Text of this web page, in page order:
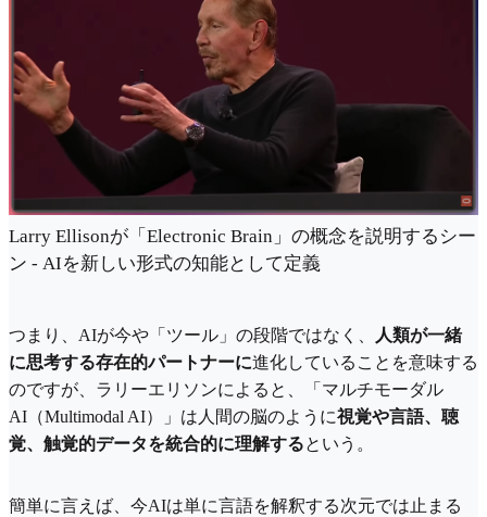
Larry Ellisonが「Electronic Brain」の概念を説明するシー
ン - AIを新しい形式の知能として定義
つまり、AIが今や「ツール」の段階ではなく、
人類が一緒
に思考する存在的パートナーに進化していることを意味する
のですが、ラリーエリソンによると、「マルチモーダル
AI（Multimodal AI）」は人間の脳のように視覚や言語、聴
覚、触覚的データを統合的に理解するという。
簡単に言えば、今AIは単に言語を解釈する次元では止まる